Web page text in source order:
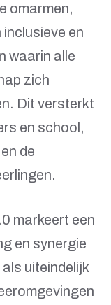
omarmen,
en
waarin alle
zich
Dit versterkt
en school,
de
markeert een
en synergie
uiteindelijk